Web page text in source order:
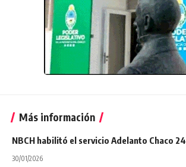
Más información
NBCH habilitó el servicio Adelanto Chaco 24
30/01/2026